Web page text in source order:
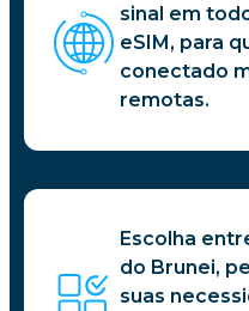
sinal em
eSIM, para
conectado
remotas.
Escolha
do Brunei,
suas